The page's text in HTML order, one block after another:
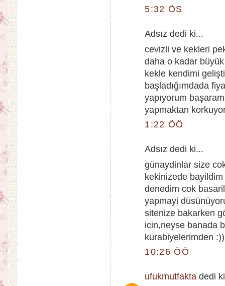
5:32 ÖS
Adsız dedi ki...
cevizli ve kekleri
daha o kadar
kekle kendimi
başladığımdada
yapıyorum
yapmaktan
1:22 ÖÖ
Adsız dedi ki...
günaydinlar size
kekinizede
denedim cok
yapmayi
sitenize bakarken
icin,neyse banada
kurabiyelerimden :))
10:26 ÖÖ
ufukmutfakta dedi